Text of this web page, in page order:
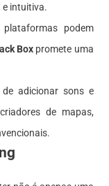
intuitiva.
podem
Boxpromete uma
de adicionar sons e
de mapas,